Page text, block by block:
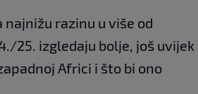
razinu u više od
25. izgledaju bolje, još uvijek
Africi i što bi ono